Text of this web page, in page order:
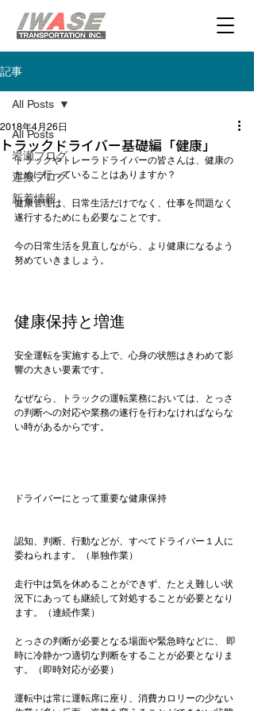
記事
All Posts
岩瀬ブログ
運搬ブログ
新着情報
All Posts
トラックドライバー基礎編「健康」
2018年4月26日
トラックやトレーラドライバーの皆さんは、健康の
ために行っていることはありますか？
健康管理は、日常生活だけでなく、仕事を問題なく
遂行するためにも必要なことです。
今の日常生活を見直しながら、より健康になるよう
努めていきましょう。
健康保持と増進
安全運転を実施する上で、心身の状態はきわめて影
響の大きい要素です。
なぜなら、トラックの運転業務においては、とっさ
の判断への対応や業務の遂行を行わなければならな
い時があるからです。
ドライバーにとって重要な健康保持
認知、判断、行動などが、すべてドライバー１人に
委ねられます。（単独作業）
走行中は気を休めることができず、たとえ難しい状
況下にあっても継続して対処することが必要となり
ます。（連続作業）
とっさの判断が必要となる場面や緊急時などに、 即
時に冷静かつ適切な判断をすることが必要となりま
す。（即時対応が必要）
運転中は常に運転席に座り、消費カロリーの少ない